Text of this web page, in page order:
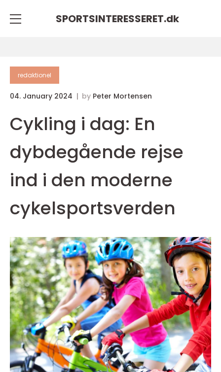
SPORTSINTERESSERET.dk
redaktionel
04. January 2024 by Peter Mortensen
Cykling i dag: En
dybdegående rejse
ind i den moderne
cykelsportsverden